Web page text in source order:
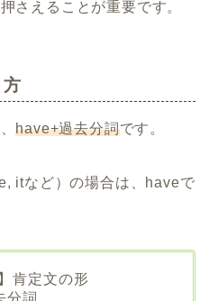
さえることが重要です。
方
have+過去分詞です。
itなど）の場合は、haveで
肯定文の形
分詞